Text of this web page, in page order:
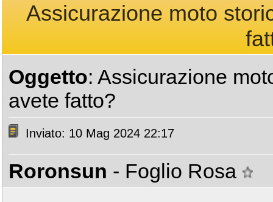
Assicurazione moto
Oggetto: Assicurazione
avete fatto?
Inviato: 10 Mag 2024 22:17
Roronsun - Foglio Rosa